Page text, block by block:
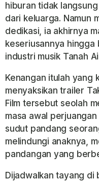
hiburan tidak
dari keluarga. Namun
dedikasi, ia akhirnya
keseriusannya hingga
industri musik Tanah
Kenangan itulah yang
menyaksikan trailer
Film tersebut seolah
masa awal
sudut pandang
melindungi anaknya,
pandangan yang
Dijadwalkan tayang di